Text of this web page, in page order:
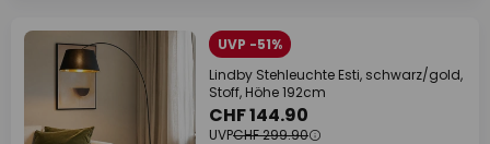
UVP -51%
Lindby Stehleuchte Esti, schwarz/gold,
Stoff, Höhe 192cm
CHF 144.90
UVPCHF 299.90